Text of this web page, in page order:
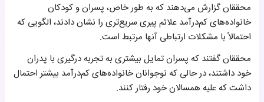
محققان گزارش می‌دهند که به طور خاص، پسران و کودکان
خانواده‌های کم‌درآمد علائم پیری سریع‌تری را نشان دادند، الگویی که
احتمالاً با مشکلات ارتباطی آنها مرتبط است.
محققان گفتند که پسران تمایل بیشتری به تجربه درگیری با پدران
خود داشتند، در حالی که نوجوانان خانواده‌های کم‌درآمد بیشتر احتمال
داشت که علیه همسالان خود رفتار کنند.